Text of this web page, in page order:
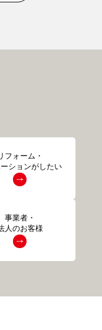
フォーム・
ーションがしたい
事業者・
人のお客様